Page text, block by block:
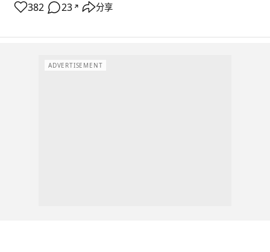
382 23 ↗ 分享
ADVERTISEMENT